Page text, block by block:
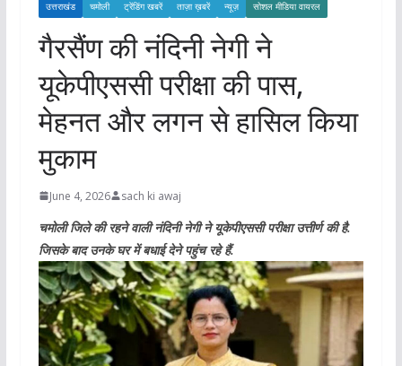
उत्तराखंड चमोली ट्रेंडिंग खबरें ताज़ा ख़बरें न्यूज़ सोशल मीडिया वायरल
गैरसैंण की नंदिनी नेगी ने
यूकेपीएससी परीक्षा की पास,
मेहनत और लगन से हासिल किया
मुकाम
June 4, 2026 sach ki awaj
चमोली जिले की रहने वाली नंदिनी नेगी ने यूकेपीएससी परीक्षा उत्तीर्ण की है.
जिसके बाद उनके घर में बधाई देने पहुंच रहे हैं.